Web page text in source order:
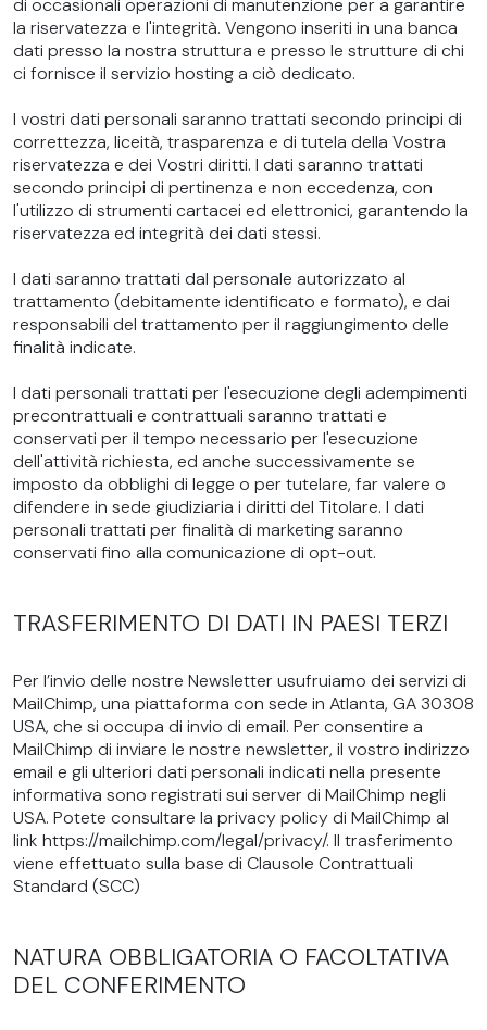
di occasionali operazioni di manutenzione per a garantire
la riservatezza e l'integrità. Vengono inseriti in una banca
dati presso la nostra struttura e presso le strutture di chi
ci fornisce il servizio hosting a ciò dedicato.
I vostri dati personali saranno trattati secondo principi di
correttezza, liceità, trasparenza e di tutela della Vostra
riservatezza e dei Vostri diritti. I dati saranno trattati
secondo principi di pertinenza e non eccedenza, con
l'utilizzo di strumenti cartacei ed elettronici, garantendo la
riservatezza ed integrità dei dati stessi.
I dati saranno trattati dal personale autorizzato al
trattamento (debitamente identificato e formato), e dai
responsabili del trattamento per il raggiungimento delle
finalità indicate.
I dati personali trattati per l'esecuzione degli adempimenti
precontrattuali e contrattuali saranno trattati e
conservati per il tempo necessario per l'esecuzione
dell'attività richiesta, ed anche successivamente se
imposto da obblighi di legge o per tutelare, far valere o
difendere in sede giudiziaria i diritti del Titolare. I dati
personali trattati per finalità di marketing saranno
conservati fino alla comunicazione di opt-out.
TRASFERIMENTO DI DATI IN PAESI TERZI
Per l’invio delle nostre Newsletter usufruiamo dei servizi di
MailChimp, una piattaforma con sede in Atlanta, GA 30308
USA, che si occupa di invio di email. Per consentire a
MailChimp di inviare le nostre newsletter, il vostro indirizzo
email e gli ulteriori dati personali indicati nella presente
informativa sono registrati sui server di MailChimp negli
USA. Potete consultare la privacy policy di MailChimp al
link https://mailchimp.com/legal/privacy/. Il trasferimento
viene effettuato sulla base di Clausole Contrattuali
Standard (SCC)
NATURA OBBLIGATORIA O FACOLTATIVA
DEL CONFERIMENTO